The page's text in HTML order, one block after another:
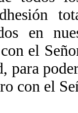
en
el
para
con el